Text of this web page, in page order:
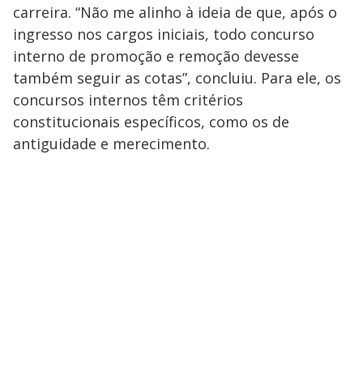
carreira. “Não me alinho à ideia de que, após o
ingresso nos cargos iniciais, todo concurso
interno de promoção e remoção devesse
também seguir as cotas”, concluiu. Para ele, os
concursos internos têm critérios
constitucionais específicos, como os de
antiguidade e merecimento.